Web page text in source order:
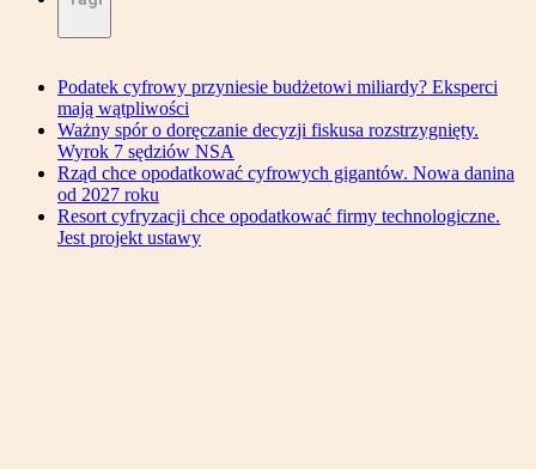
Podatek cyfrowy przyniesie budżetowi miliardy? Eksperci
mają wątpliwości
Ważny spór o doręczanie decyzji fiskusa rozstrzygnięty.
Wyrok 7 sędziów NSA
Rząd chce opodatkować cyfrowych gigantów. Nowa danina
od 2027 roku
Resort cyfryzacji chce opodatkować firmy technologiczne.
Jest projekt ustawy